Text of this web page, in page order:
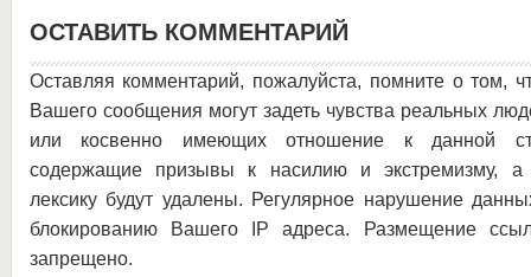
ОСТАВИТЬ КОММЕНТАРИЙ
Оставляя комментарий, пожалуйста, помните о том,
Вашего сообщения могут задеть чувства реальных
или косвенно имеющих отношение к данной
содержащие призывы к насилию и экстремизму, а
лексику будут удалены. Регулярное нарушение
блокированию Вашего IP адреса. Размещение
запрещено.